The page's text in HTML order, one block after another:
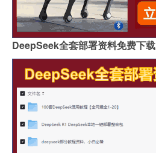
DeepSeek全套部署资料免费下载